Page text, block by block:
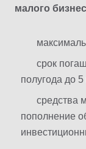
малого
срок
полугода до
средства
пополнение